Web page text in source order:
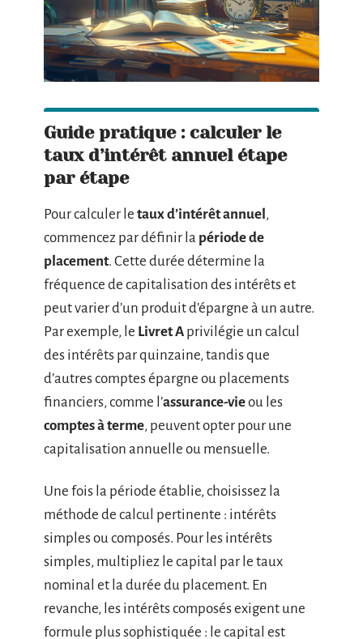
Guide pratique : calculer le
taux d’intérêt annuel étape
par étape
Pour calculer le taux d’intérêt annuel,
commencez par définir la période de
placement. Cette durée détermine la
fréquence de capitalisation des intérêts et
peut varier d’un produit d’épargne à un autre.
Par exemple, le Livret A privilégie un calcul
des intérêts par quinzaine, tandis que
d’autres comptes épargne ou placements
financiers, comme l’assurance-vieou les
comptes à terme, peuvent opter pour une
capitalisation annuelle ou mensuelle.
Une fois la période établie, choisissez la
méthode de calcul pertinente : intérêts
simples ou composés. Pour les intérêts
simples, multipliez le capital par le taux
nominal et la durée du placement. En
revanche, les intérêts composés exigent une
formule plus sophistiquée : le capital est